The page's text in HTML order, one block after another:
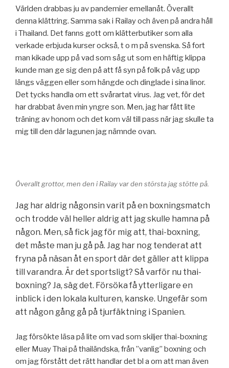
Världen drabbas ju av pandemier emellanåt. Överallt
denna klättring. Samma sak i Railay och även på andra håll
i Thailand. Det fanns gott om klätterbutiker som alla
verkade erbjuda kurser också, t o m på svenska. Så fort
man kikade upp på vad som såg ut som en häftig klippa
kunde man ge sig den på att få syn på folk på väg upp
längs väggen eller som hängde och dinglade i sina linor.
Det tycks handla om ett svårartat virus. Jag vet, för det
har drabbat även min yngre son. Men, jag har fått lite
träning av honom och det kom väl till pass när jag skulle ta
mig till den där lagunen jag nämnde ovan.
Överallt grottor, men den i Railay var den största jag stötte på.
Jag har aldrig någonsin varit på en boxningsmatch
och trodde väl heller aldrig att jag skulle hamna på
någon. Men, så fick jag för mig att, thai-boxning,
det måste man ju gå på. Jag har nog tenderat att
fryna på näsan åt en sport där det gäller att klippa
till varandra. Är det sportsligt? Så varför nu thai-
boxning? Ja, säg det. Försöka få ytterligare en
inblick i den lokala kulturen, kanske. Ungefär som
att någon gång gå på tjurfäktning i Spanien.
Jag försökte läsa på lite om vad som skiljer thai-boxning
eller Muay Thai på thailändska, från ”vanlig” boxning och
om jag förstått det rätt handlar det bl a om att man även